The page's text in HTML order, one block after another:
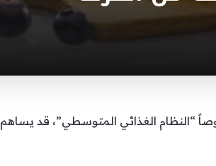
“النظام الغذائي المتوسطي”، قد يساهم